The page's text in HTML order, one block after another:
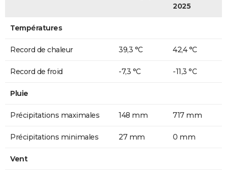
2025
Températures
Record de chaleur 39,3 °C 42,4 °C
Record de froid -7,3 °C -11,3 °C
Pluie
Précipitations maximales 148 mm 717 mm
Précipitations minimales 27 mm 0 mm
Vent